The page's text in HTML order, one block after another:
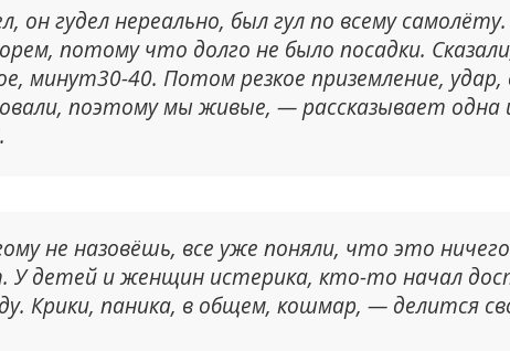
гудел нереально, был гул по всему
потому что долго не было посадки.
минут30-40. Потом резкое приземление,
поэтому мы живые, — рассказывает одна
не назовёшь, все уже поняли, что это ничего
У детей и женщин истерика, кто-то начал
Крики, паника, в общем, кошмар, — делится